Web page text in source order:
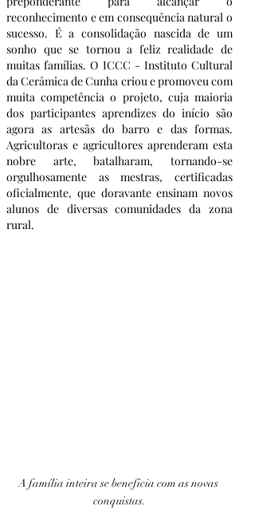
reconhecimento e em consequência natural o
sucesso. É a consolidação nascida de um
sonho que se tornou a feliz realidade de
muitas famílias. O ICCC - Instituto Cultural
da Cerâmica de Cunha criou e promoveu com
muita competência o projeto, cuja maioria
dos participantes aprendizes do início são
agora as artesãs do barro e das formas.
Agricultoras e agricultores aprenderam esta
nobre arte, batalharam, tornando-se
orgulhosamente as mestras, certificadas
oficialmente, que doravante ensinam novos
alunos de diversas comunidades da zona
rural.
A família inteira se beneficia com as novas
conquistas.